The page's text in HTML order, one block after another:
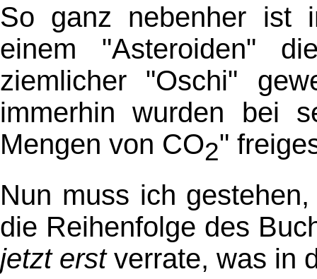
So ganz nebenher ist
einem "Asteroiden"
ziemlicher "Oschi"
immerhin wurden bei
Mengen von CO2"
Nun muss ich
die Reihenfolge des
jetzt erstverrate, was in